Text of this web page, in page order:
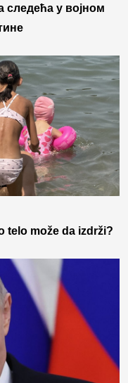
следећа у војном
telo može da izdrži?